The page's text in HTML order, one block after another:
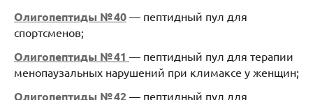
Олигопептиды № 40 — пептидный пул для
спортсменов;
Олигопептиды № 41 — пептидный пул для терапии
менопаузальных нарушений при климаксе у женщин;
Олигопептиды № 42 — пептидный пул для